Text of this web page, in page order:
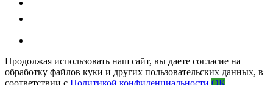
Продолжая использовать наш сайт, вы даете согласие на
обработку файлов куки и других пользовательских данных, в
соответствии с Политикой конфиденциальности ОК